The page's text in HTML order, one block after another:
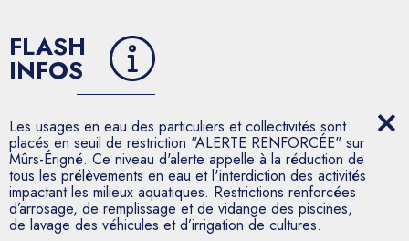
FLASH
INFOS
Les usages en eau des particuliers et collectivités sont
placés en seuil de restriction "ALERTE RENFORCÉE" sur
Mûrs-Érigné. Ce niveau d'alerte appelle à la réduction de
tous les prélèvements en eau et l'interdiction des activités
impactant les milieux aquatiques. Restrictions renforcées
d’arrosage, de remplissage et de vidange des piscines,
de lavage des véhicules et d’irrigation de cultures.